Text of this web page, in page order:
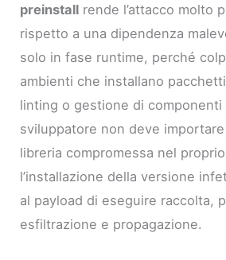
preinstall rende l’attacco molto
rispetto a una dipendenza
solo in fase runtime, perché
ambienti che installano
linting o gestione di
sviluppatore non deve
libreria compromessa nel
l’installazione della versione
al payload di eseguire raccolta,
esfiltrazione e propagazione.